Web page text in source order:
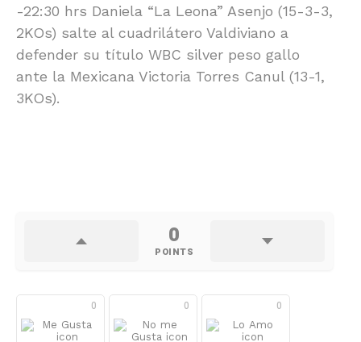
-22:30 hrs Daniela “La Leona” Asenjo (15-3-3,
2KOs) salte al cuadrilátero Valdiviano a
defender su título WBC silver peso gallo
ante la Mexicana Victoria Torres Canul (13-1,
3KOs).
0
POINTS
0 0 0